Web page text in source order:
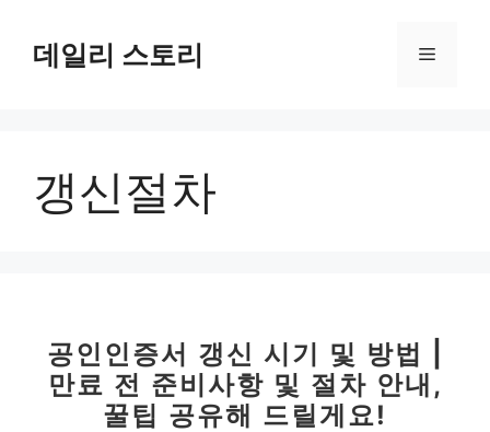
데일리 스토리 메
갱신절차
공인인증서 갱신 시기 및 방법 |
만료 전 준비사항 및 절차 안내,
꿀팁 공유해 드릴게요!